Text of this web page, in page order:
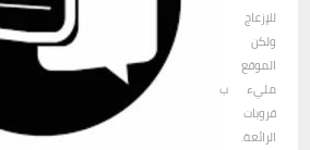
للإزعاج
ولكن
الموقع
مليء ب
قروبات
الرائعة.